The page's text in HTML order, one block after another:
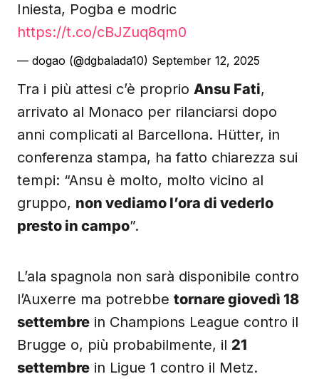
Iniesta, Pogba e modric
https://t.co/cBJZuq8qm0
— dogao (@dgbalada10) September 12, 2025
Tra i più attesi c’è proprio Ansu Fati,
arrivato al Monaco per rilanciarsi dopo
anni complicati al Barcellona. Hütter, in
conferenza stampa, ha fatto chiarezza sui
tempi: “Ansu è molto, molto vicino al
gruppo, non vediamo l’ora di vederlo
presto in campo”.
L’ala spagnola non sarà disponibile contro
l’Auxerre ma potrebbe tornare giovedì 18
settembre in Champions League contro il
Brugge o, più probabilmente, il 21
settembre in Ligue 1 contro il Metz.